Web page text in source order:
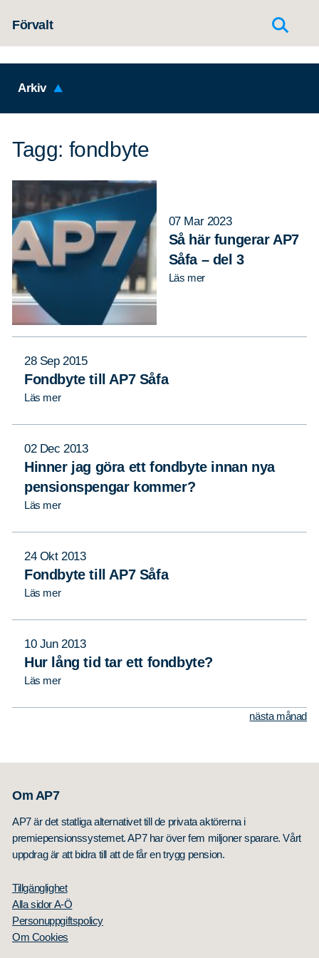
Förvalt
Arkiv
Tagg: fondbyte
07 Mar 2023
Så här fungerar AP7
Såfa – del 3
Läs mer
28 Sep 2015
Fondbyte till AP7 Såfa
Läs mer
02 Dec 2013
Hinner jag göra ett fondbyte innan nya
pensionspengar kommer?
Läs mer
24 Okt 2013
Fondbyte till AP7 Såfa
Läs mer
10 Jun 2013
Hur lång tid tar ett fondbyte?
Läs mer
nästa månad
Om AP7
AP7 är det statliga alternativet till de privata aktörerna i
premiepensionssystemet. AP7 har över fem miljoner sparare. Vårt
uppdrag är att bidra till att de får en trygg pension.
Tillgänglighet
Alla sidor A-Ö
Personuppgiftspolicy
Om Cookies
Sök på sidan: